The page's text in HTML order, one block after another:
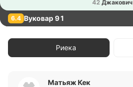
42 Джа­ко­вич
6.4 Вуковар 91
Риека
Матьяж Кек